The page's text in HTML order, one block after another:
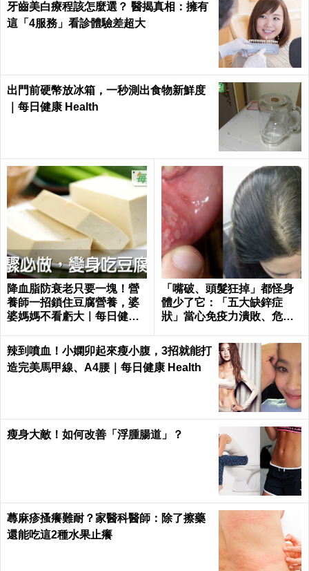
牙齒美白療程該怎麼選？ 醫揭真相：擁有
這「4服務」看診體驗差超大
出門前硬幣放冰箱，一秒測出食物新鮮度
｜每日健康 Health
降血脂防衰老只要一塊！營
養師一招鎖住豆腐營養，婆
婆媽媽不看虧大｜每日健康
「嘴破、頭髮狂掉」都怪身
體少了它：「五大缺鋅症
狀」當心免疫力潰敗、危機
日健康Health
辣到噴血！小嫻卯起來瘦小腹，3招就能打
造完美馬甲線、A4腰｜每日健康 Health
瘦身大敵！如何改善「浮腫腸道」？
蕁麻疹搔癢難耐？家醫科醫師：除了擦藥
還能吃這2種水果止癢